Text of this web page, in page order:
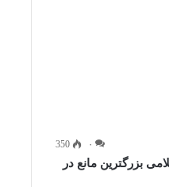
۰ 350
بزرگترین مانع در